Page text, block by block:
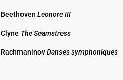
BeethovenLeonore III
Clyne The Seamstress
RachmaninovDanses symphoniques